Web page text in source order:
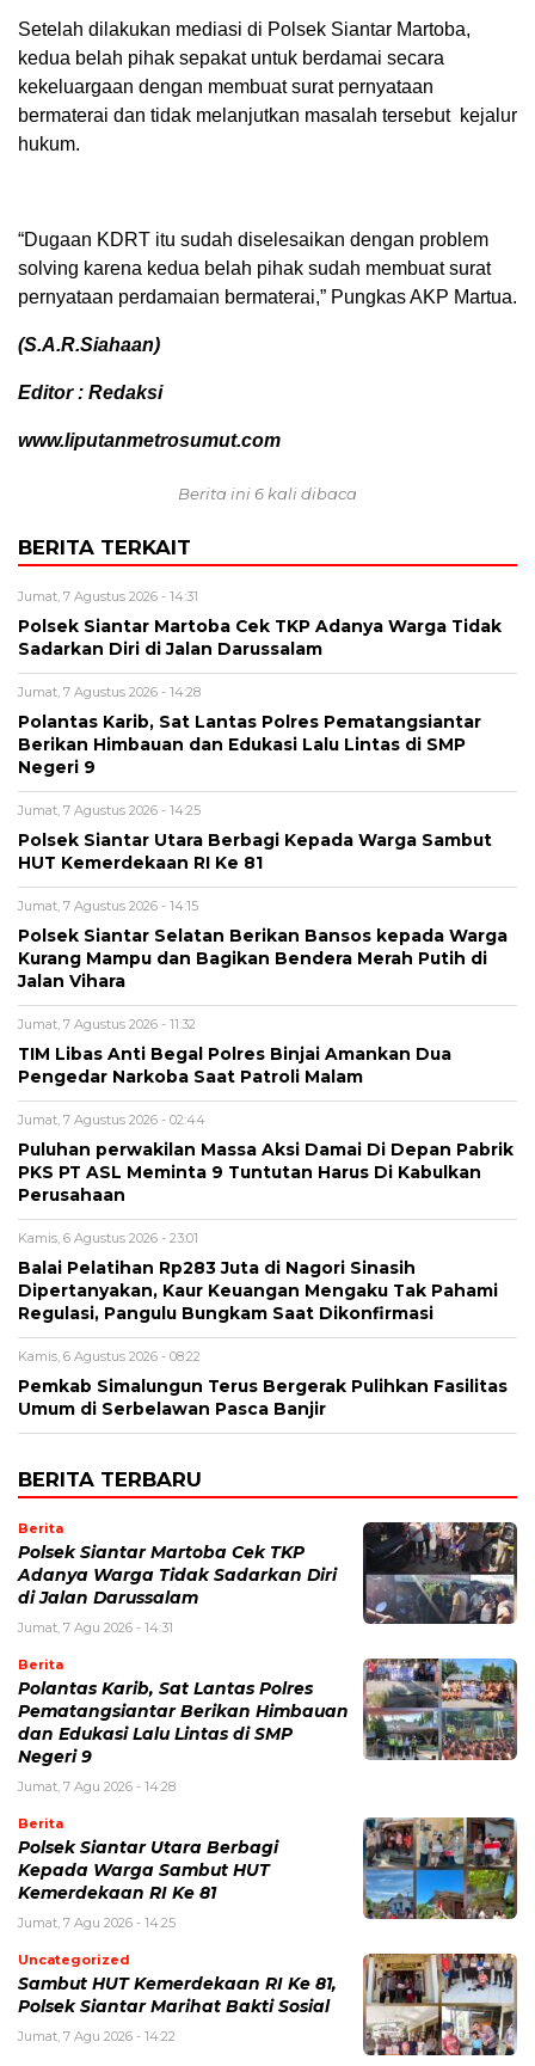
Setelah dilakukan mediasi di Polsek Siantar Martoba,
kedua belah pihak sepakat untuk berdamai secara
kekeluargaan dengan membuat surat pernyataan
bermaterai dan tidak melanjutkan masalah tersebut kejalur
hukum.
“Dugaan KDRT itu sudah diselesaikan dengan problem
solving karena kedua belah pihak sudah membuat surat
pernyataan perdamaian bermaterai,” Pungkas AKP Martua.
(S.A.R.Siahaan)
Editor : Redaksi
www.liputanmetrosumut.com
Berita ini 6 kali dibaca
BERITA TERKAIT
Jumat, 7 Agustus 2026 - 14:31
Polsek Siantar Martoba Cek TKP Adanya Warga Tidak
Sadarkan Diri di Jalan Darussalam
Jumat, 7 Agustus 2026 - 14:28
Polantas Karib, Sat Lantas Polres Pematangsiantar
Berikan Himbauan dan Edukasi Lalu Lintas di SMP
Negeri 9
Jumat, 7 Agustus 2026 - 14:25
Polsek Siantar Utara Berbagi Kepada Warga Sambut
HUT Kemerdekaan RI Ke 81
Jumat, 7 Agustus 2026 - 14:15
Polsek Siantar Selatan Berikan Bansos kepada Warga
Kurang Mampu dan Bagikan Bendera Merah Putih di
Jalan Vihara
Jumat, 7 Agustus 2026 - 11:32
TIM Libas Anti Begal Polres Binjai Amankan Dua
Pengedar Narkoba Saat Patroli Malam
Jumat, 7 Agustus 2026 - 02:44
Puluhan perwakilan Massa Aksi Damai Di Depan Pabrik
PKS PT ASL Meminta 9 Tuntutan Harus Di Kabulkan
Perusahaan
Kamis, 6 Agustus 2026 - 23:01
Balai Pelatihan Rp283 Juta di Nagori Sinasih
Dipertanyakan, Kaur Keuangan Mengaku Tak Pahami
Regulasi, Pangulu Bungkam Saat Dikonfirmasi
Kamis, 6 Agustus 2026 - 08:22
Pemkab Simalungun Terus Bergerak Pulihkan Fasilitas
Umum di Serbelawan Pasca Banjir
BERITA TERBARU
Berita
Polsek Siantar Martoba Cek TKP
Adanya Warga Tidak Sadarkan Diri
di Jalan Darussalam
Jumat, 7 Agu 2026 - 14:31
Berita
Polantas Karib, Sat Lantas Polres
Pematangsiantar Berikan Himbauan
dan Edukasi Lalu Lintas di SMP
Negeri 9
Jumat, 7 Agu 2026 - 14:28
Berita
Polsek Siantar Utara Berbagi
Kepada Warga Sambut HUT
Kemerdekaan RI Ke 81
Jumat, 7 Agu 2026 - 14:25
Uncategorized
Sambut HUT Kemerdekaan RI Ke 81,
Polsek Siantar Marihat Bakti Sosial
Jumat, 7 Agu 2026 - 14:22